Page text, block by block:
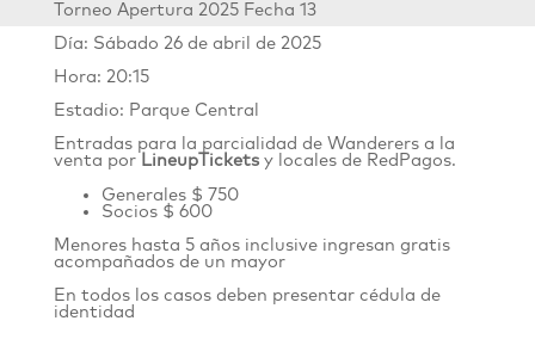
Torneo Apertura 2025 Fecha 13
Día: Sábado 26 de abril de 2025
Hora: 20:15
Estadio: Parque Central
Entradas para la parcialidad de Wanderersa la
venta por LineupTicketsy locales de RedPagos.
Generales $ 750
Socios $ 600
Menores hasta 5 años inclusive ingresan gratis
acompañados de un mayor
En todos los casos deben presentar cédula de
identidad